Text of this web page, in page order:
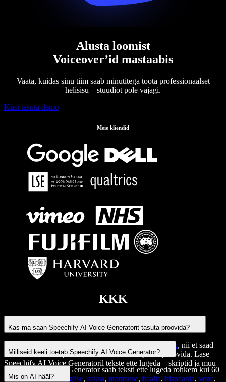
Alusta loomist
Voiceover’id mastaabis
Vaata, kuidas sinu tiim saab minutitega toota professionaalset
helisisu – stuudiot pole vajagi.
Küsi tasuta demo
Meie kliendid
KKK
Kas ma saan Speechify AI Voice Generatorit tasuta proovida?
tasuta plaani, nii et saad
seda enne tasulise paketi valimist rahulikult järele proovida. Lase
Speechify AI Voice Generatoril tekste ette lugeda – skriptid ja muu
sisu – täiesti tasuta.
Milliseid keeli toetab Speechify AI Voice Generator?
Speechify AI Voice Generator saab teksti ette lugeda rohkem kui 60
keeles, sealhulgas
inglise, saksa, prantsuse, itaalia, hispaania, vene,
Mis on AI hääl?